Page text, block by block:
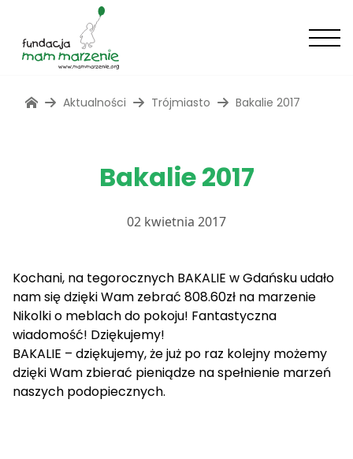
Aktualności Trójmiasto Bakalie 2017
Bakalie 2017
02 kwietnia 2017
Kochani, na tegorocznych BAKALIE w Gdańsku udało
nam się dzięki Wam zebrać 808.60zł na marzenie
Nikolki o meblach do pokoju! Fantastyczna
wiadomość! Dziękujemy!
BAKALIE – dziękujemy, że już po raz kolejny możemy
dzięki Wam zbierać pieniądze na spełnienie marzeń
naszych podopiecznych.